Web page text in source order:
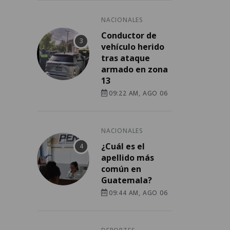
NACIONALES
Conductor de
vehículo herido
tras ataque
armado en zona
13
09:22 AM, AGO 06
NACIONALES
¿Cuál es el
apellido más
común en
Guatemala?
09:44 AM, AGO 06